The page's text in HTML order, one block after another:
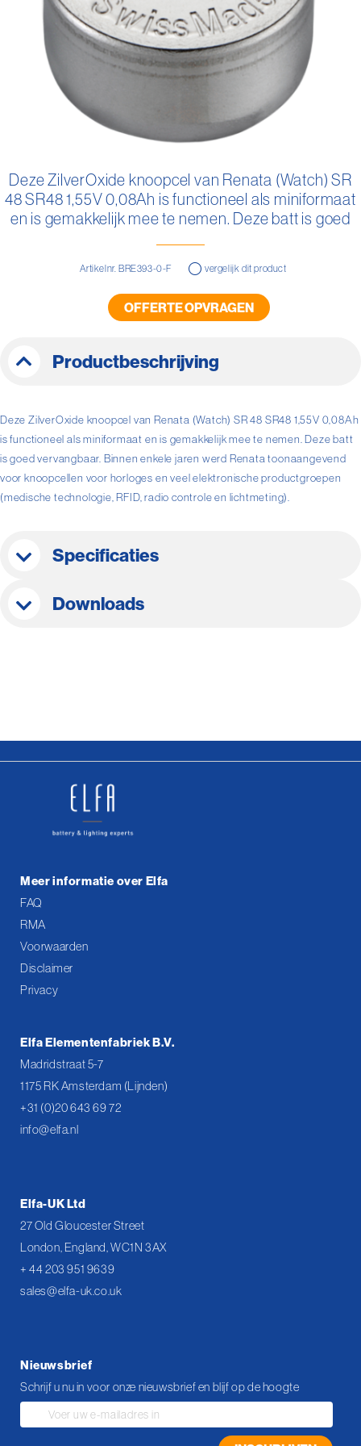
Productbeschrijving
Deze ZilverOxide knoopcel van Renata (Watch) SR 48 SR48 1,55V 0,08Ah
is functioneel als miniformaat en is gemakkelijk mee te nemen. Deze batt
is goed vervangbaar. Binnen enkele jaren werd Renata toonaangevend
voor knoopcellen voor horloges en veel elektronische productgroepen
(medische technologie, RFID, radio controle en lichtmeting).
Specificaties
Downloads
begin
Deze ZilverOxide knoopcel van Renata (Watch) SR
48 SR48 1,55V 0,08Ah is functioneel als miniformaat
en is gemakkelijk mee te nemen. Deze batt is goed
Artikelnr. BRE393-0-F vergelijk dit product
OFFERTE OPVRAGEN
Meer informatie over Elfa
FAQ
RMA
Voorwaarden
Disclaimer
Privacy
Elfa Elementenfabriek B.V.
Madridstraat 5-7
1175 RK Amsterdam (Lijnden)
+31 (0)20 643 69 72
info@elfa.nl
Elfa-UK Ltd
27 Old Gloucester Street
London, England, WC1N 3AX
+ 44 203 951 9639
sales@elfa-uk.co.uk
Nieuwsbrief
Schrijf u nu in voor onze nieuwsbrief en blijf op de hoogte
Abonneer
u